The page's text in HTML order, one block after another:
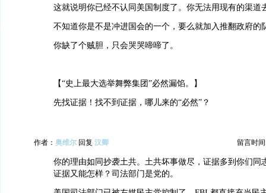
这就说明你已经不认同美国制度了。你无法用现有的渠道
不知道你是不是冲进国会的一个，要么就加入推翻政府的
你缺了个贼胆，只会哭哭啼啼了。
【“史上最大选举舞弊集团”必然漏馅。】
先找证据！找不到证据，哪儿来的“必然”？
作者： 奥维尔 回复 汉卿 留言时间
你的理由如同抄袭土共。土共坏事做尽，证据多到你们同
证据又能怎样？司法部门是党的。